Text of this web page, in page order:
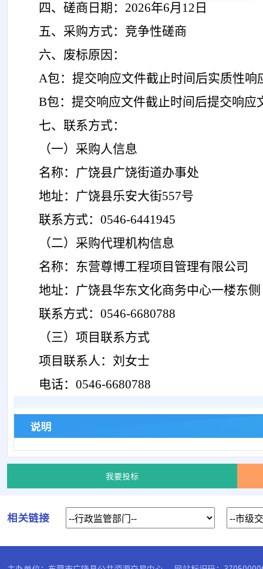
四、磋商日期： 2026年6月 12 日
五、采购方式： 竞争性磋商
六、废标原因：
A包：提交响应文件截止时间后实质性响
B包：提交响应文件截止时间后提交响应
七、 联系方式：
（一）采购人信息
名称：广饶县广饶街道办事处
地址：广饶县乐安大街557号
联系方式： 0546-6441945
（二）采购代理机构信息
名称：东营尊博工程项目管理有限公司
地址：广饶县华东文化商务中心一楼东侧
联系方式： 0546-6680788
（三）项目联系方式
项目联系人：刘女士
电话： 0546-6680788
说明
我要投标
相关链接